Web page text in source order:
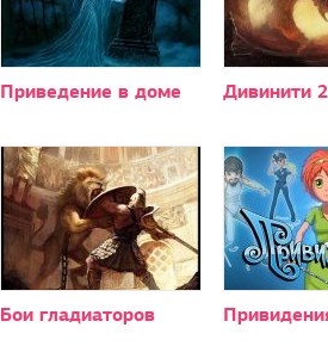
Приведение в доме Дивинити
Бои гладиаторов